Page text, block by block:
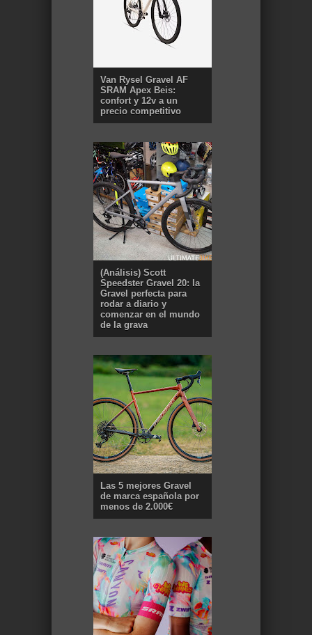
Van Rysel Gravel AF
SRAM Apex Beis:
confort y 12v a un
precio competitivo
(Análisis) Scott
Speedster Gravel 20: la
Gravel perfecta para
rodar a diario y
comenzar en el mundo
de la grava
Las 5 mejores Gravel
de marca española por
menos de 2.000€